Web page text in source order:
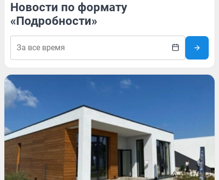
Новости по формату
«Подробности»